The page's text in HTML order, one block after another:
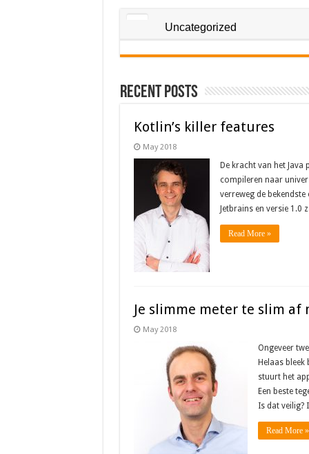
Uncategorized
Recent Posts
Kotlin’s killer features
May 2018
De kracht van het
compileren naar
verreweg de
Jetbrains en versie
Read More »
Je slimme meter te slim af
May 2018
Ongeveer
Helaas
stuurt het
Een beste
Is dat veilig?
Read More »